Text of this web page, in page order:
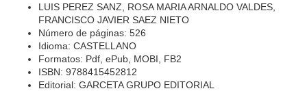
LUIS PEREZ SANZ, ROSA MARIA ARNALDO VALDES,
FRANCISCO JAVIER SAEZ NIETO
Número de páginas: 526
Idioma: CASTELLANO
Formatos: Pdf, ePub, MOBI, FB2
ISBN: 9788415452812
Editorial: GARCETA GRUPO EDITORIAL